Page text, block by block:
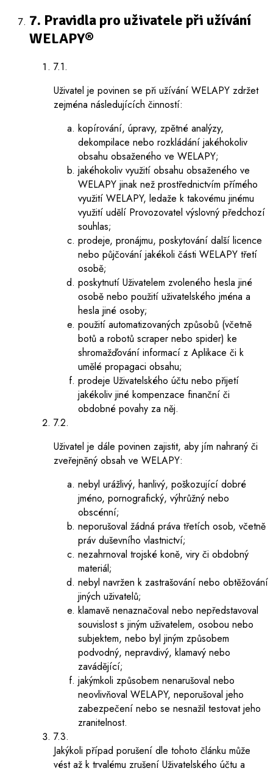
7. Pravidla pro uživatele při užívání
WELAPY®
7.1.
Uživatel je povinen se při užívání WELAPY zdržet
zejména následujících činností:
kopírování, úpravy, zpětné analýzy,
dekompilace nebo rozkládání jakéhokoliv
obsahu obsaženého ve WELAPY;
jakéhokoliv využití obsahu obsaženého ve
WELAPY jinak než prostřednictvím přímého
využití WELAPY, ledaže k takovému jinému
využití udělí Provozovatel výslovný předchozí
souhlas;
prodeje, pronájmu, poskytování další licence
nebo půjčování jakékoli části WELAPY třetí
osobě;
poskytnutí Uživatelem zvoleného hesla jiné
osobě nebo použití uživatelského jména a
hesla jiné osoby;
použití automatizovaných způsobů (včetně
botů a robotů scraper nebo spider) ke
shromažďování informací z Aplikace či k
umělé propagaci obsahu;
prodeje Uživatelského účtu nebo přijetí
jakékoliv jiné kompenzace finanční či
obdobné povahy za něj.
7.2.
Uživatel je dále povinen zajistit, aby jím nahraný či
zveřejněný obsah ve WELAPY:
nebyl urážlivý, hanlivý, poškozující dobré
jméno, pornografický, výhrůžný nebo
obscénní;
neporušoval žádná práva třetích osob, včetně
práv duševního vlastnictví;
nezahrnoval trojské koně, viry či obdobný
materiál;
nebyl navržen k zastrašování nebo obtěžování
jiných uživatelů;
klamavě nenaznačoval nebo nepředstavoval
souvislost s jiným uživatelem, osobou nebo
subjektem, nebo byl jiným způsobem
podvodný, nepravdivý, klamavý nebo
zavádějící;
jakýmkoli způsobem nenarušoval nebo
neovlivňoval WELAPY, neporušoval jeho
zabezpečení nebo se nesnažil testovat jeho
zranitelnost.
7.3.
Jakýkoli případ porušení dle tohoto článku může
vést až k trvalému zrušení Uživatelského účtu a